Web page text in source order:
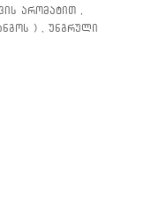
არომატით ,
) , უნგრული